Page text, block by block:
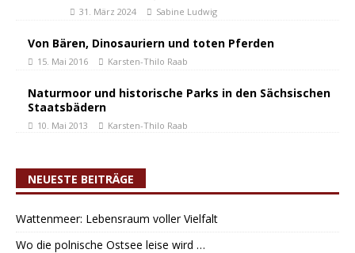
31. März 2024 Sabine Ludwig
Von Bären, Dinosauriern und toten Pferden
15. Mai 2016 Karsten-Thilo Raab
Naturmoor und historische Parks in den Sächsischen
Staatsbädern
10. Mai 2013 Karsten-Thilo Raab
NEUESTE BEITRÄGE
Wattenmeer: Lebensraum voller Vielfalt
Wo die polnische Ostsee leise wird …